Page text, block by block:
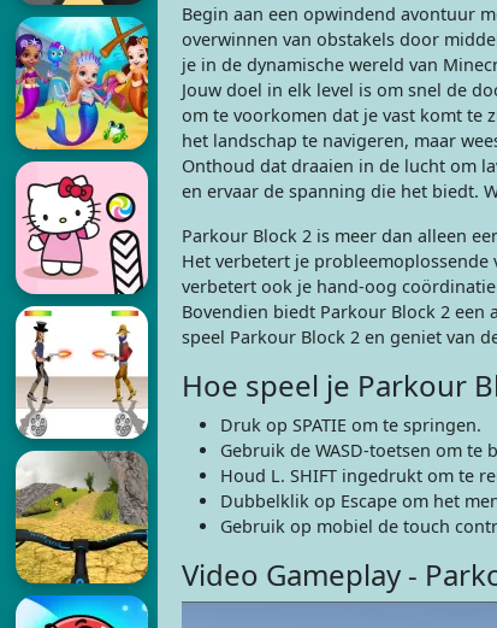
Begin aan een opwindend avontuur
overwinnen van obstakels door
je in de dynamische wereld van
Jouw doel in elk level is om snel de
om te voorkomen dat je vast komt te
het landschap te navigeren, maar
Onthoud dat draaien in de lucht om
en ervaar de spanning die het biedt.
Parkour Block 2 is meer dan alleen
Het verbetert je
verbetert ook je hand-oog
Bovendien biedt Parkour Block 2
speel Parkour Block 2 en geniet van
Hoe speel je Parkour
Druk op SPATIE om te springen.
Gebruik de WASD-toetsen om te
Houd L. SHIFT ingedrukt om te
Dubbelklik op Escape om het
Gebruik op mobiel de touch
Video Gameplay -